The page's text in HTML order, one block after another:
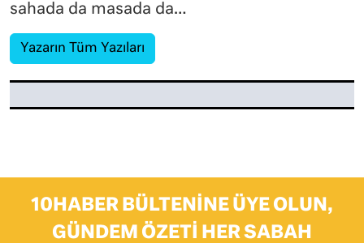
sahada da masada da…
Yazarın Tüm Yazıları
10HABER BÜLTENINE ÜYE OLUN,
GÜNDEM ÖZETI HER SABAH